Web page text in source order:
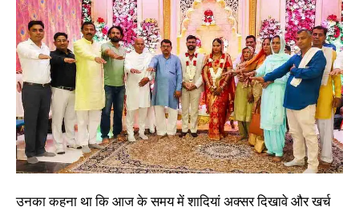
उनका कहना था कि आज के समय में शादियां अक्सर दिखावे और खर्च